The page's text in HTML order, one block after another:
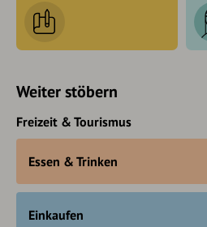
Weiter stöbern
Freizeit & Tourismus
Essen & Trinken
Einkaufen